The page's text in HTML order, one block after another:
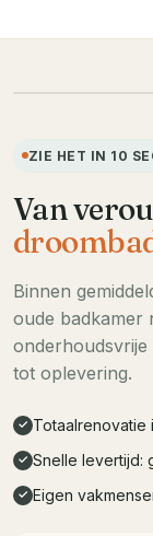
ZIE HET IN 10
Van
Binnen
oude badkamer
tot oplevering.
✓ Totaalrenovatie
✓ Snelle levertijd:
✓ Eigen